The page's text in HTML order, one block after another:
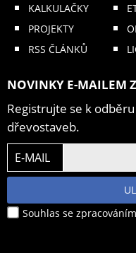
KALKULAČKY
PROJEKTY
RSS ČLÁNKŮ
NOVINKY E-MAILEM
Registrujte se k
dřevostaveb.
E-MAIL
Souhlas se